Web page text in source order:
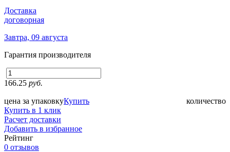
Доставка
договорная
Завтра, 09 августа
Гарантия производителя
166.25 руб.
цена за упаковку количество
Купить
Купить в 1 клик
Расчет доставки
Добавить в избранное
Рейтинг
0 отзывов